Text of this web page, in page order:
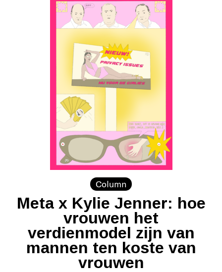
Column
Meta x Kylie Jenner: hoe
vrouwen het
verdienmodel zijn van
mannen ten koste van
vrouwen